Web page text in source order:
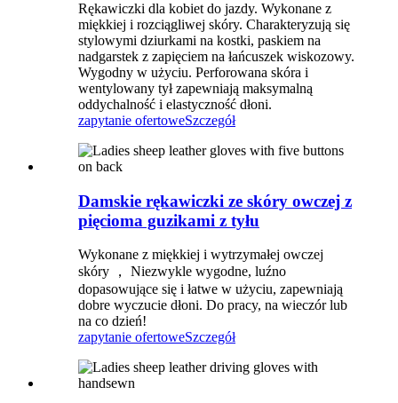
Rękawiczki dla kobiet do jazdy. Wykonane z
miękkiej i rozciągliwej skóry. Charakteryzują się
stylowymi dziurkami na kostki, paskiem na
nadgarstek z zapięciem na łańcuszek wiskozowy.
Wygodny w użyciu. Perforowana skóra i
wentylowany tył zapewniają maksymalną
oddychalność i elastyczność dłoni.
zapytanie ofertoweSzczegół
Damskie rękawiczki ze skóry owczej z
pięcioma guzikami z tyłu
Wykonane z miękkiej i wytrzymałej owczej
skóry ， Niezwykle wygodne, luźno
dopasowujące się i łatwe w użyciu, zapewniają
dobre wyczucie dłoni. Do pracy, na wieczór lub
na co dzień!
zapytanie ofertoweSzczegół